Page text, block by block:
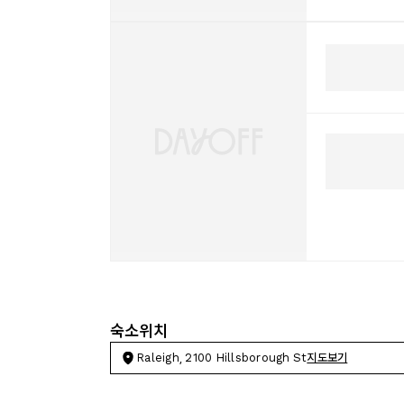
숙소위치
Raleigh, 2100 Hillsborough St지도보기